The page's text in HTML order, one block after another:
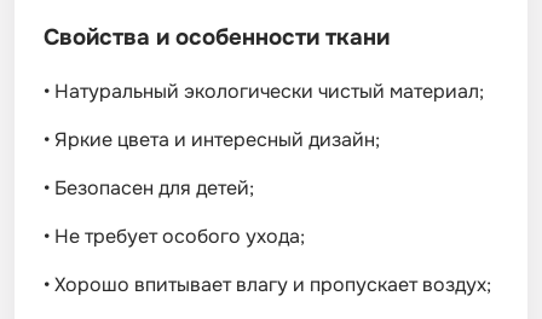
Свойства и особенности ткани
• Натуральный экологически чистый материал;
• Яркие цвета и интересный дизайн;
• Безопасен для детей;
• Не требует особого ухода;
•Хорошо впитывает влагу и пропускает воздух;